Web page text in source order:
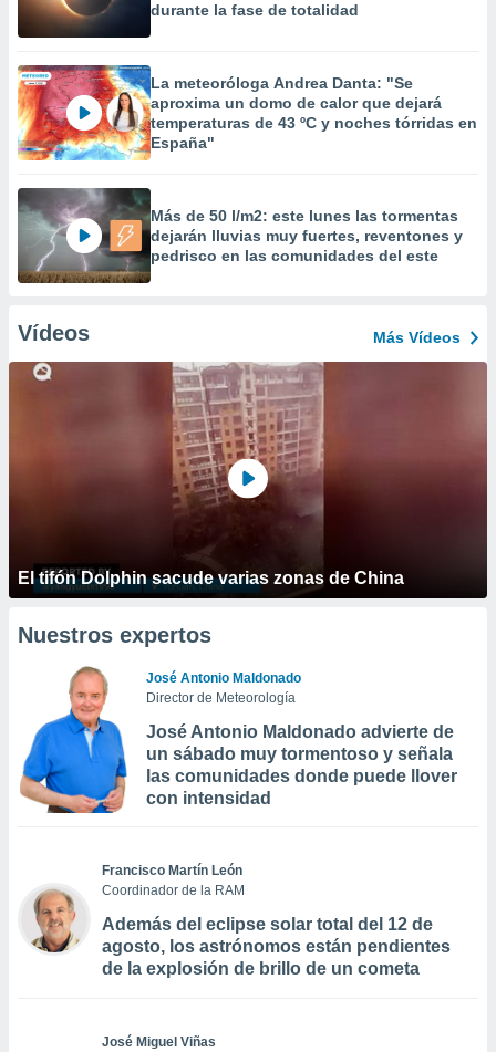
durante la fase de totalidad
La meteoróloga Andrea Danta: "Se
aproxima un domo de calor que dejará
temperaturas de 43 ºC y noches tórridas en
España"
Más de 50 l/m2: este lunes las tormentas
dejarán lluvias muy fuertes, reventones y
pedrisco en las comunidades del este
Vídeos Más Vídeos
El tifón Dolphin sacude varias zonas de China
Nuestros expertos
José Antonio Maldonado
Director de Meteorología
José Antonio Maldonado advierte de
un sábado muy tormentoso y señala
las comunidades donde puede llover
con intensidad
Francisco Martín León
Coordinador de la RAM
Además del eclipse solar total del 12 de
agosto, los astrónomos están pendientes
de la explosión de brillo de un cometa
José Miguel Viñas